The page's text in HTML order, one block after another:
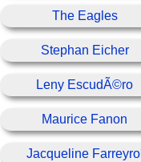
The Eagles
Stephan Eicher
Leny EscudÃ©ro
Maurice Fanon
Jacqueline Farreyrol